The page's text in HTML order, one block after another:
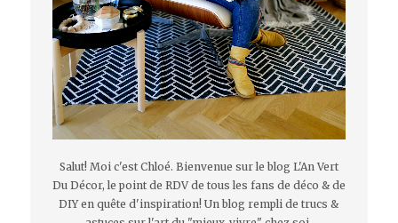
Salut! Moi c'est Chloé. Bienvenue sur le blog L'An Vert
Du Décor, le point de RDV de tous les fans de déco & de
DIY en quête d'inspiration! Un blog rempli de trucs &